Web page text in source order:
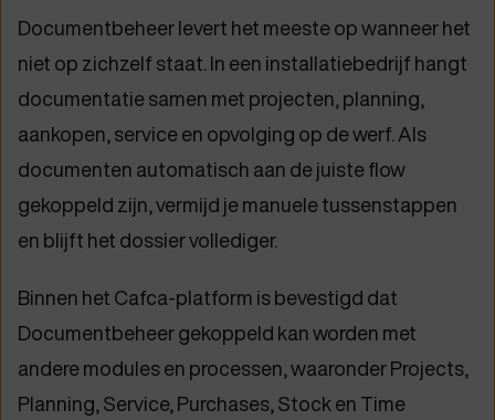
Documentbeheer levert het meeste op wanneer het
niet op zichzelf staat. In een installatiebedrijf hangt
documentatie samen met projecten, planning,
aankopen, service en opvolging op de werf. Als
documenten automatisch aan de juiste flow
gekoppeld zijn, vermijd je manuele tussenstappen
en blijft het dossier vollediger.
Binnen het Cafca-platform is bevestigd dat
Documentbeheer gekoppeld kan worden met
andere modules en processen, waaronder Projects,
Planning, Service, Purchases, Stock en Time